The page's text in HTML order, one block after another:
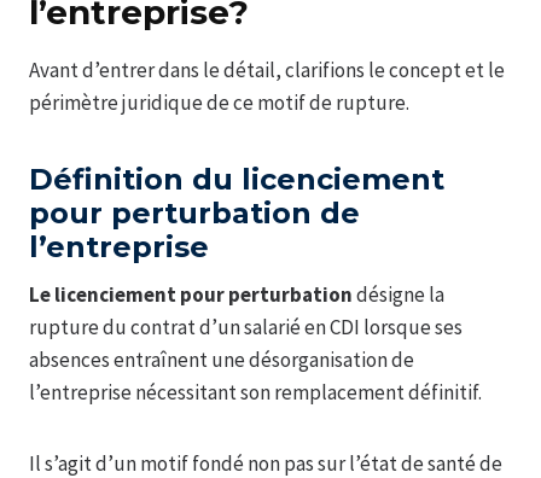
l’entreprise?
Avant d’entrer dans le détail, clarifions le concept et le
périmètre juridique de ce motif de rupture.
Définition du licenciement
pour perturbation de
l’entreprise
Le licenciement pour perturbationdésigne la
rupture du contrat d’un salarié en CDI lorsque ses
absences entraînent une désorganisation de
l’entreprise nécessitant son remplacement définitif.
Il s’agit d’un motif fondé non pas sur l’état de santé de